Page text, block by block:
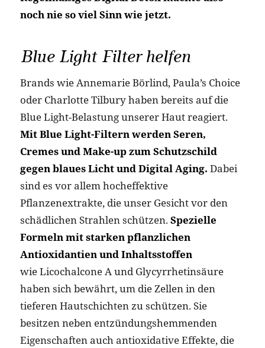
noch nie so viel Sinn wie jetzt.
Blue Light Filter helfen
Brands wie Annemarie Börlind, Paula’s Choice
oder Charlotte Tilbury haben bereits auf die
Blue Light-Belastung unserer Haut reagiert.
Mit Blue Light-Filtern werden Seren,
Cremes und Make-up zum Schutzschild
gegen blaues Licht und Digital Aging. Dabei
sind es vor allem hocheffektive
Pflanzenextrakte, die unser Gesicht vor den
schädlichen Strahlen schützen. Spezielle
Formeln mit starken pflanzlichen
Antioxidantien und Inhaltsstoffen
wie Licochalcone A und Glycyrrhetinsäure
haben sich bewährt, um die Zellen in den
tieferen Hautschichten zu schützen. Sie
besitzen neben entzündungshemmenden
Eigenschaften auch antioxidative Effekte, die